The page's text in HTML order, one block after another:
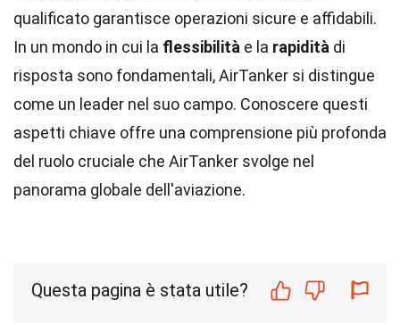
qualificato garantisce operazioni sicure e affidabili.
In un mondo in cui la flessibilità e la rapidità di
risposta sono fondamentali, AirTanker si distingue
come un leader nel suo campo. Conoscere questi
aspetti chiave offre una comprensione più profonda
del ruolo cruciale che AirTanker svolge nel
panorama globale dell'aviazione.
Questa pagina è stata utile?